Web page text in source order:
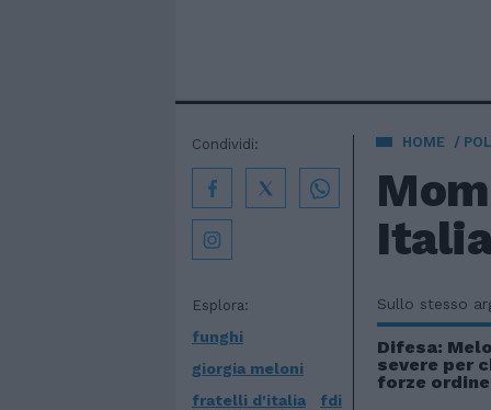
HOME
Esplora:
funghi
giorgia meloni
fratelli d'italia
fdi
Condividi:
Sullo stesso
Difesa:
severe per
forze